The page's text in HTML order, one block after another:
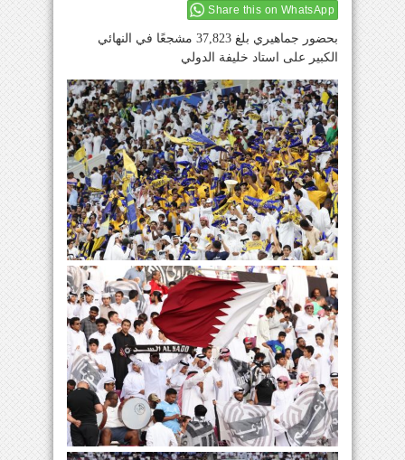
Share this on WhatsApp
بحضور جماهيري بلغ 37,823 مشجعًا في النهائي
الكبير على استاد خليفة الدولي